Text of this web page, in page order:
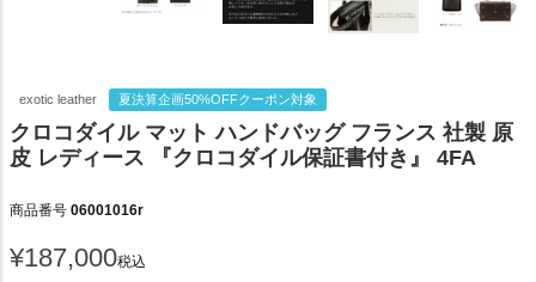
exotic leather 夏決算企画50%OFFクーポン対象
クロコダイル マット ハンドバッグ フランス 社製 原
皮 レディース 『クロコダイル保証書付き』 4FA
商品番号 06001016r
¥187,000税込